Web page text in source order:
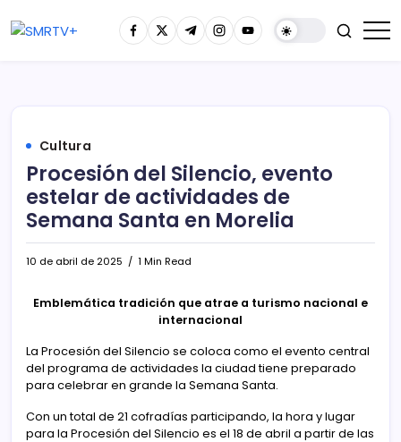
Cultura
Procesión del Silencio, evento
estelar de actividades de
Semana Santa en Morelia
10 de abril de 2025 1 Min Read
Emblemática tradición que atrae a turismo nacional e
internacional
La Procesión del Silencio se coloca como el evento central
del programa de actividades la ciudad tiene preparado
para celebrar en grande la Semana Santa.
Con un total de 21 cofradías participando, la hora y lugar
para la Procesión del Silencio es el 18 de abril a partir de las